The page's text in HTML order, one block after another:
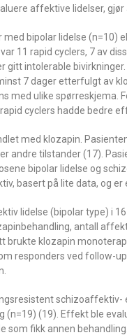
affektive lidelser,
bipolar lidelse (n=10)
11 rapid cyclers, 7 av
intolerable
7 dager etterfulgt av
med ulike
cyclers hadde bedre
med klozapin.
andre tilstander (17).
bipolar lidelse og
basert på lite data, og
lidelse (bipolar type) i
antall
klozapin
responders ved follow-
schizoaffektiv-
(n=19) (19). Effekt ble
fikk annen